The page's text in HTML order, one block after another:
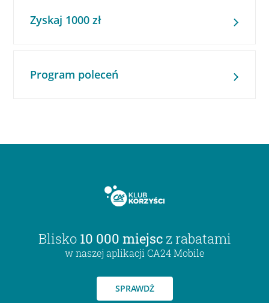
Zyskaj 1000 zł
Program poleceń
Blisko 10 000 miejsc z rabatami
w naszej aplikacji CA24 Mobile
SPRAWDŹ